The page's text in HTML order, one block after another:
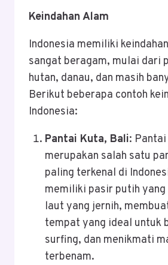
Keindahan Alam
Indonesia memiliki
sangat beragam, mulai dari
hutan, danau, dan masih
Berikut beberapa contoh
Indonesia:
Pantai Kuta, Bali:
merupakan salah satu
paling terkenal di
memiliki pasir putih
laut yang jernih,
tempat yang ideal untuk
surfing, dan menikmati
terbenam.